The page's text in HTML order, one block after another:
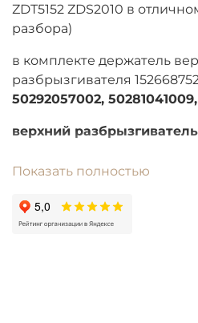
ZDT5152 ZDS2010 в
разбора)
в комплекте держатель
разбрызгивателя
50292057002, 50281041009,
верхний разбрызгиватель
Показать полностью